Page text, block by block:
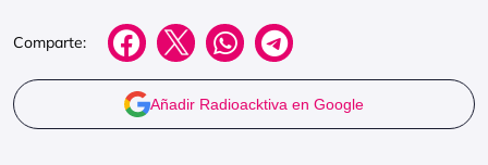
Comparte:
Añadir Radioacktiva en Google